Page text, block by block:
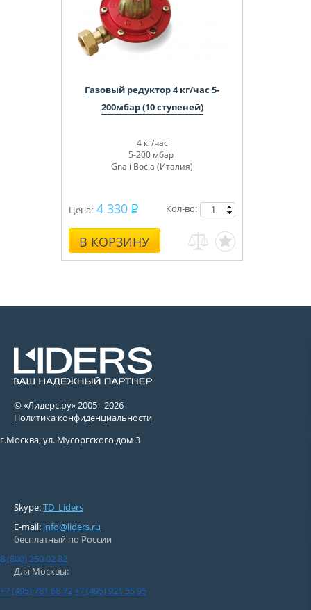
Газовый редуктор 4 кг/час 5-
200мбар (10 ступеней)
4 кг/час
5-200 мбар
Gnali Bocia (Италия)
Цена: 4 330
В КОРЗИНУ
Кол-во:
© «Лидерс.ру» 2005 -2026
Политика конфиденциальности
г.Москва, ул. Мусоргского дом 3
Skype:TD_Liders
E-mail: info@liders.ru
бесплатный по России
8 (800) 250 02 82
Для Москвы:
+7 (495) 781 68 72+7 (495) 921 55 95